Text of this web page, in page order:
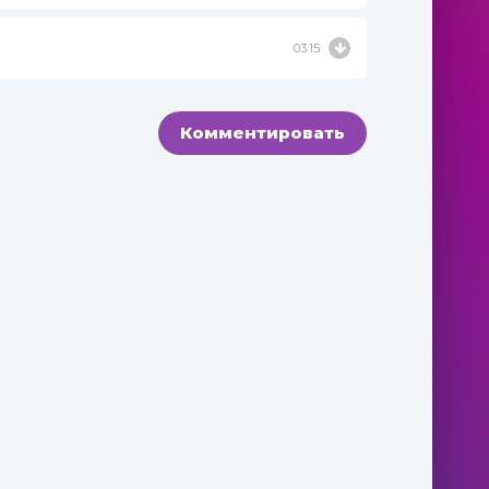
03:15
Комментировать